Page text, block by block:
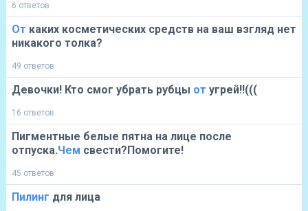
6 ответов
От каких косметических средств на ваш взгляд нет
никакого толка?
49 ответов
Девочки! Кто смог убрать рубцы от угрей!!(((
16 ответов
Пигментные белые пятна на лице после
отпуска.Чем свести?Помогите!
45 ответов
Пилинг для лица